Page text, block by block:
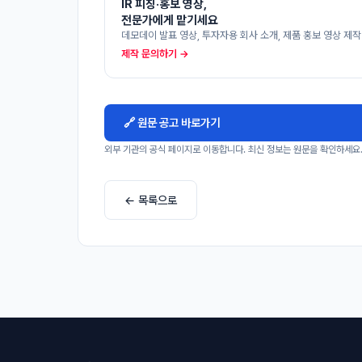
IR 피칭·홍보 영상,
전문가에게 맡기세요
데모데이 발표 영상, 투자자용 회사 소개, 제품 홍보 영상 제
제작 문의하기 →
🔗 원문 공고 바로가기
외부 기관의 공식 페이지로 이동합니다. 최신 정보는 원문을 확인하세요.
← 목록으로